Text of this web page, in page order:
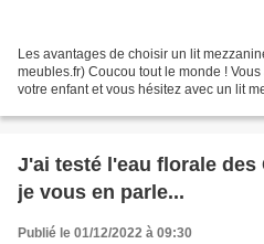
Les avantages de choisir un lit
meubles.fr) Coucou tout le monde !
votre enfant et vous hésitez avec un lit
J'ai testé l'eau florale des
je vous en parle...
Publié le 01/12/2022 à 09:30